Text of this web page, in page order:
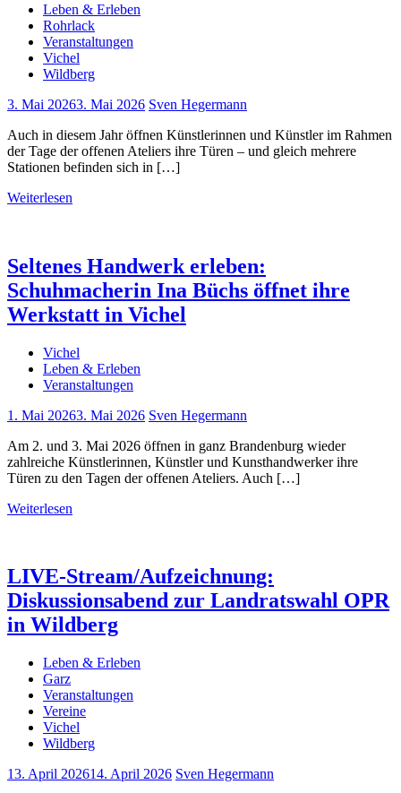
Leben & Erleben
Rohrlack
Veranstaltungen
Vichel
Wildberg
3. Mai 20263. Mai 2026 Sven Hegermann
Auch in diesem Jahr öffnen Künstlerinnen und Künstler im Rahmen
der Tage der offenen Ateliers ihre Türen – und gleich mehrere
Stationen befinden sich in […]
Weiterlesen
Seltenes Handwerk erleben:
Schuhmacherin Ina Büchs öffnet ihre
Werkstatt in Vichel
Vichel
Leben & Erleben
Veranstaltungen
1. Mai 20263. Mai 2026 Sven Hegermann
Am 2. und 3. Mai 2026 öffnen in ganz Brandenburg wieder
zahlreiche Künstlerinnen, Künstler und Kunsthandwerker ihre
Türen zu den Tagen der offenen Ateliers. Auch […]
Weiterlesen
LIVE-Stream/Aufzeichnung:
Diskussionsabend zur Landratswahl OPR
in Wildberg
Leben & Erleben
Garz
Veranstaltungen
Vereine
Vichel
Wildberg
13. April 202614. April 2026 Sven Hegermann